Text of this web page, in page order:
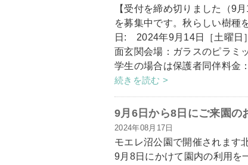
【受付を締め切りました（9
を募集中です。秋らしい樹種
日: 2024年9月14日［土曜日
面玄関会場：ガラスのピラ
学生の場合は保護者同伴料金
続きを読む >
9月6日から8日にご来園の
2024年08月17日
モエレ沼公園で開催されます
9月8日にかけて園内の利用を